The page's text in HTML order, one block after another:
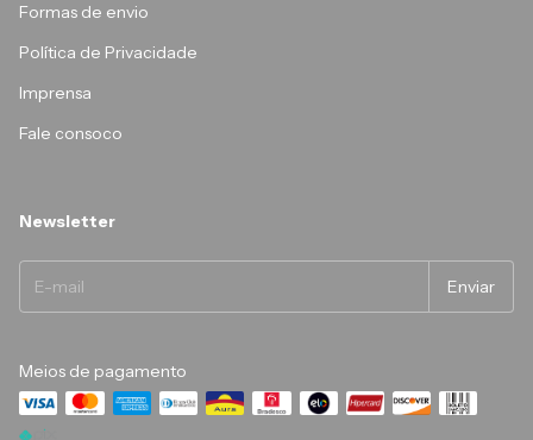
Formas de envio
Política de Privacidade
Imprensa
Fale consoco
Newsletter
Meios de pagamento